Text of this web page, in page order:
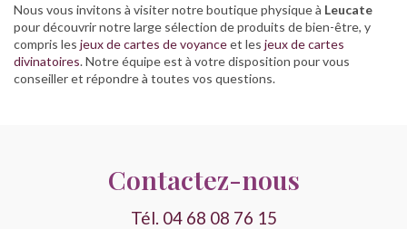
Nous vous invitons à visiter notre boutique physique à Leucate
pour découvrir notre large sélection de produits de bien-être, y
compris les jeux de cartes de voyanceet les jeux de cartes
divinatoires. Notre équipe est à votre disposition pour vous
conseiller et répondre à toutes vos questions.
Contactez-nous
Tél. 04 68 08 76 15